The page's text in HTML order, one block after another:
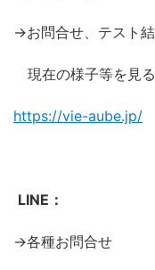
→お問合せ、テスト結
現在の様子等を見る
https://vie-aube.jp/
LINE：
→各種お問合せ